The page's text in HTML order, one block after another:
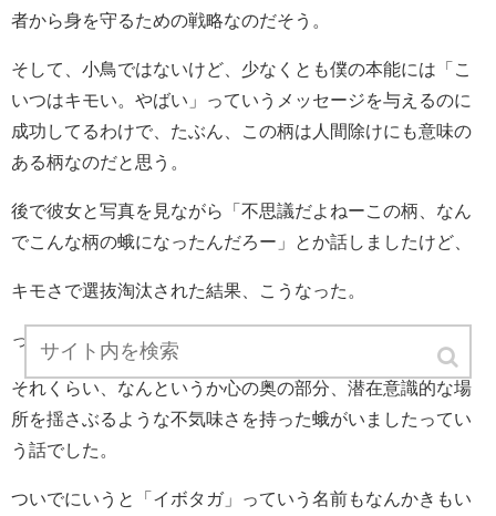
者から身を守るための戦略なのだそう。
そして、小鳥ではないけど、少なくとも僕の本能には「こ
いつはキモい。やばい」っていうメッセージを与えるのに
成功してるわけで、たぶん、この柄は人間除けにも意味の
ある柄なのだと思う。
後で彼女と写真を見ながら「不思議だよねーこの柄、なん
でこんな柄の蛾になったんだろー」とか話しましたけど、
キモさで選抜淘汰された結果、こうなった。
っていう結論に至りました(笑)
それくらい、なんというか心の奥の部分、潜在意識的な場
所を揺さぶるような不気味さを持った蛾がいましたってい
う話でした。
ついでにいうと「イボタガ」っていう名前もなんかきもい